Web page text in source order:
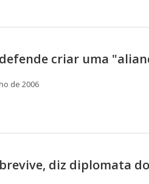
criar uma
de 2006
diz diplomata